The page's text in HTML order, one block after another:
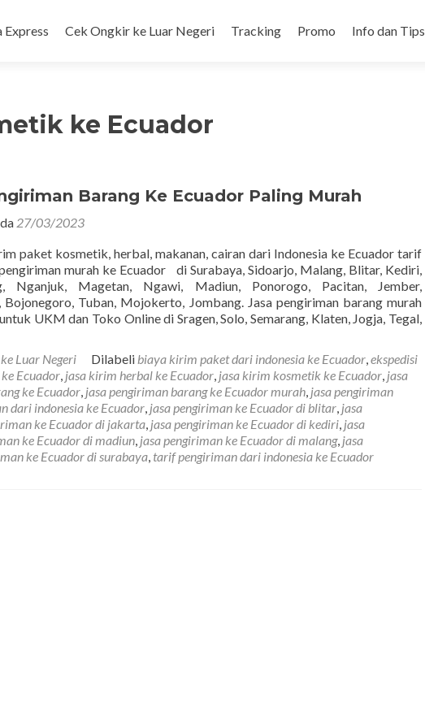
Express Cek Ongkir ke Luar Negeri Tracking Promo Info dan Tips
ke Ecuador
Barang Ke Ecuador Paling Murah
27/03/2023
paket kosmetik, herbal, makanan, cairan dari Indonesia ke Ecuador tarif
murah ke Ecuador di Surabaya, Sidoarjo, Malang, Blitar, Kediri,
Nganjuk, Magetan, Ngawi, Madiun, Ponorogo, Pacitan, Jember,
Bojonegoro, Tuban, Mojokerto, Jombang. Jasa pengiriman barang murah
UKM dan Toko Online di Sragen, Solo, Semarang, Klaten, Jogja, Tegal,
Luar Negeri Dilabeli biaya kirim paket dari indonesia ke Ecuador,ekspedisi
Ecuador, jasa kirim herbal ke Ecuador, jasa kirim kosmetik ke Ecuador, jasa
ke Ecuador, jasa pengiriman barang ke Ecuador murah, jasa pengiriman
dari indonesia ke Ecuador, jasa pengiriman ke Ecuador di blitar, jasa
ke Ecuador di jakarta, jasa pengiriman ke Ecuador di kediri, jasa
ke Ecuador di madiun, jasa pengiriman ke Ecuador di malang, jasa
ke Ecuador di surabaya, tarif pengiriman dari indonesia ke Ecuador